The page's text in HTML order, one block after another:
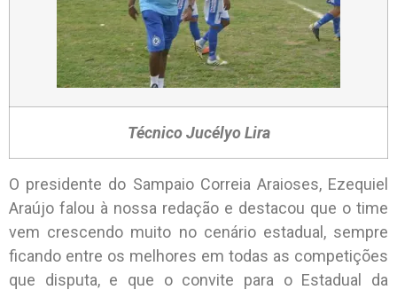
Técnico Jucélyo Lira
O presidente do Sampaio Correia Araioses, Ezequiel
Araújo falou à nossa redação e destacou que o time
vem crescendo muito no cenário estadual, sempre
ficando entre os melhores em todas as competições
que disputa, e que o convite para o Estadual da